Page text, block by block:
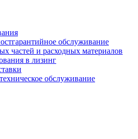
обслуживание
частей и расходных материалов
в лизинг
обслуживание